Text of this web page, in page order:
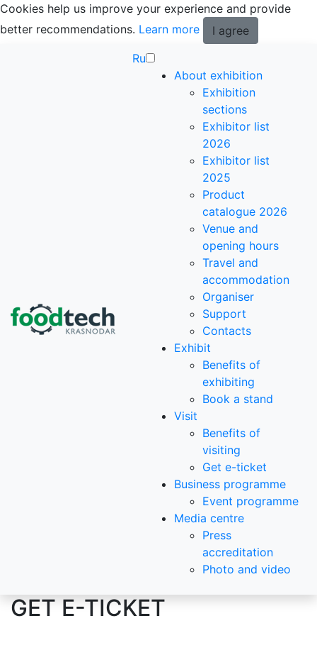
Cookies help us improve your experience and provide
better recommendations. Learn more
I agree
Ru
About exhibition
Exhibition
sections
Exhibitor list
2026
Exhibitor list
2025
Product
catalogue 2026
Venue and
opening hours
Travel and
accommodation
Organiser
Support
Contacts
Exhibit
Benefits of
exhibiting
Book a stand
Visit
Benefits of
visiting
Get e-ticket
Business programme
Event programme
Media centre
Press
accreditation
Photo and video
GET E-TICKET